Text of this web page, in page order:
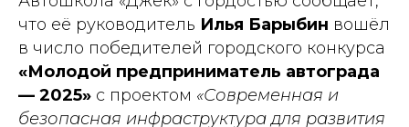
что её руководитель Илья Барыбин вошёл
в число победителей городского конкурса
«Молодой предприниматель автограда
— 2025» с проектом «Современная и
безопасная инфраструктура для развития